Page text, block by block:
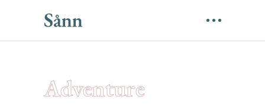
Adventure